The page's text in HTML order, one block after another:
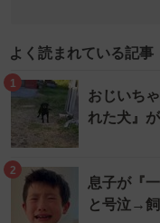
よく読まれている記事
1
おじいち
れた犬』
2
息子が『
と号泣→